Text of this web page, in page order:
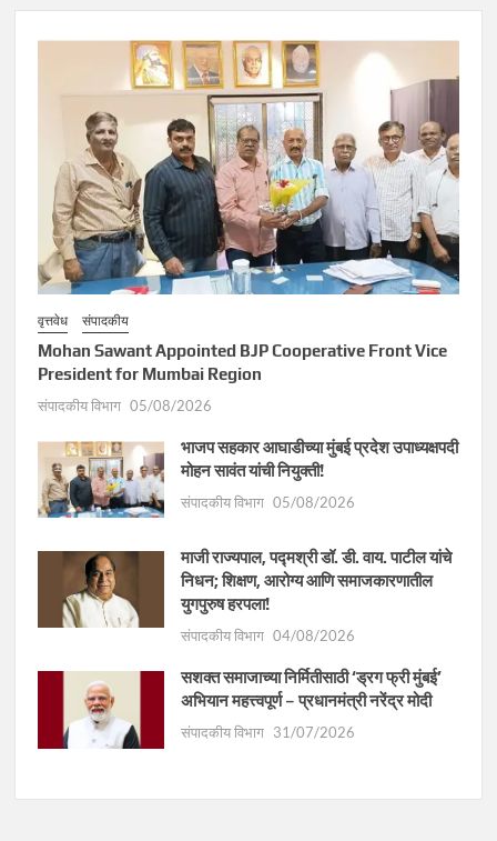
वृत्तवेध संपादकीय
Mohan Sawant Appointed BJP Cooperative Front Vice
President for Mumbai Region
संपादकीय विभाग 05/08/2026
भाजप सहकार आघाडीच्या मुंबई प्रदेश उपाध्यक्षपदी
मोहन सावंत यांची नियुक्ती!
संपादकीय विभाग 05/08/2026
माजी राज्यपाल, पद्मश्री डॉ. डी. वाय. पाटील यांचे
निधन; शिक्षण, आरोग्य आणि समाजकारणातील
युगपुरुष हरपला!
संपादकीय विभाग 04/08/2026
सशक्त समाजाच्या निर्मितीसाठी ‘ड्रग फ्री मुंबई’
अभियान महत्त्वपूर्ण – प्रधानमंत्री नरेंद्र मोदी
संपादकीय विभाग 31/07/2026